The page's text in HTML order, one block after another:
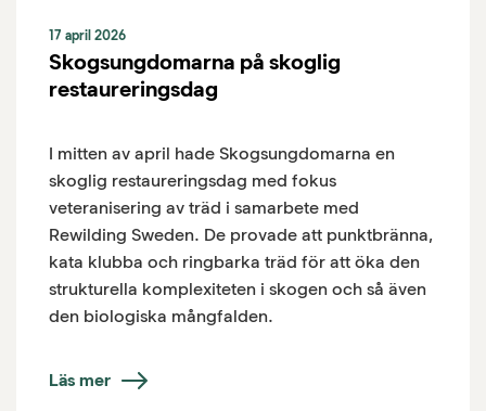
17 april 2026
Skogsungdomarna på skoglig
restaureringsdag
I mitten av april hade Skogsungdomarna en
skoglig restaureringsdag med fokus
veteranisering av träd i samarbete med
Rewilding Sweden. De provade att punktbränna,
kata klubba och ringbarka träd för att öka den
strukturella komplexiteten i skogen och så även
den biologiska mångfalden.
Läs mer